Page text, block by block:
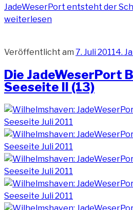
JadeWeserPort entsteht der
weiterlesen
Veröffentlicht am 7. Juli 20114.
Die JadeWeserPort
Seeseite II (13)